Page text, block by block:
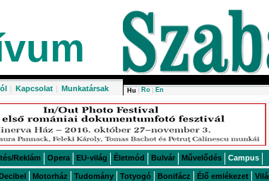
| Kapcsolat | Munkatársak Hu Ro En
Reklám Opera EU-világ Életmód Bulvár Művelődés Campus
Motorház Tudomány Totyogó Bonifácz Élő emlékezet